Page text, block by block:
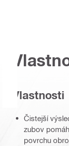
Vlastnosti
Čistejší
zubov
povrchu